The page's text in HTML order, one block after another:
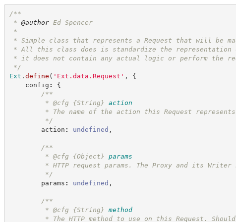
/**
* @author Ed Spencer
*
* Simple class that represents a Request that will be
* All this class does is standardize the representation
* it does not contain any actual logic or perform the
*/
Ext . define ( ' Ext.data.Request ' ,
{
config :
{
/**
* @cfg {String}
action
* The name of the action this Request
*/
action : undefined ,
/**
* @cfg {Object}
params
* HTTP request params. The Proxy and its Writer
*/
params : undefined ,
/**
* @cfg {String}
method
* The HTTP method to use on this Request. Should